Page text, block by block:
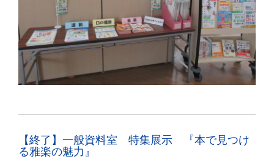
【終了】一般資料室 特集展示 『本で見つけ
る雅楽の魅力』